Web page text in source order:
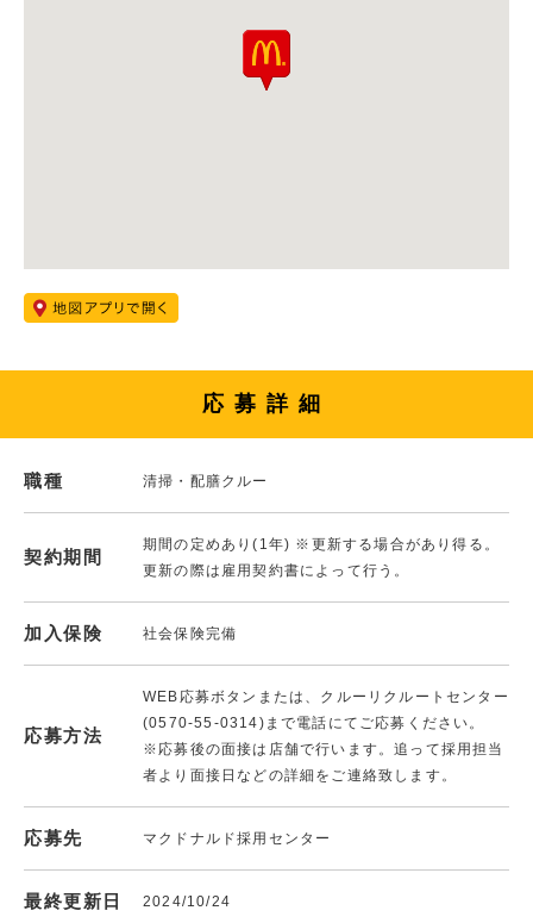
応募詳細
職種 清掃・配膳クルー
契約期間
期間の定めあり(1年) ※更新する場合があり得る。
更新の際は雇用契約書によって行う。
加入保険 社会保険完備
応募方法
WEB応募ボタンまたは、クルーリクルートセンター
(0570-55-0314)まで電話にてご応募ください。
※応募後の面接は店舗で行います。追って採用担当
者より面接日などの詳細をご連絡致します。
応募先 マクドナルド採用センター
最終更新日 2024/10/24